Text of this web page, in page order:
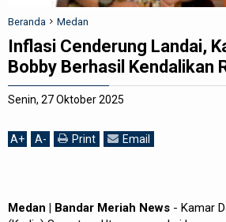
Beranda Medan
Inflasi Cenderung Landai,
Bobby Berhasil Kendalikan
Senin, 27 Oktober 2025
A+ A- Print Email
Medan | Bandar Meriah News - Kamar
ADVETORIAL
REDAKSI